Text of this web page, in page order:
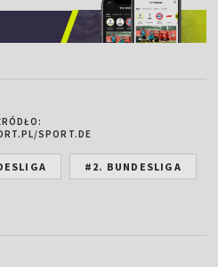
SPORT.DE
#2. BUNDESLIGA